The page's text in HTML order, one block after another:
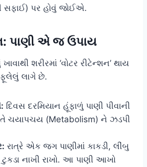
સફાઈ) પર હોવું જોઈએ.
પાણી એ જ ઉપાય
શરીરમાં ‘વોટર રીટેન્શન’ થાય
ફૂલેલું લાગે છે.
દિવસ દરમિયાન હૂંફાળું પાણી પીવાની
ચયાપચય (Metabolism) ને ઝડપી
રાત્રે એક જગ પાણીમાં કાકડી, લીંબુ
નાખી રાખો. આ પાણી આખો